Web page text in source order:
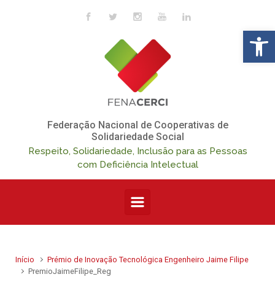
Skip to main content
Federação Nacional de Cooperativas de
Solidariedade Social
Respeito, Solidariedade, Inclusão para as Pessoas
com Deficiência Intelectual
Início
Prémio de Inovação Tecnológica Engenheiro Jaime Filipe
PremioJaimeFilipe_Reg